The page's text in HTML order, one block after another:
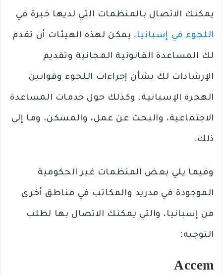
يمكنك الاتصال بالمنظمات التي لديها خبرة في
اللجوء في إسبانيا . يمكن لهذه الهيئات أن تقدم
لك المساعدة القانونية المجانية وتقديم
الإرشادات لك بشأن إجراءات اللجوء وقوانين
الهجرة الإسبانية، وكذلك حول خدمات المساعدة
الاجتماعية، والبحث عن عمل، والمسكن، وما إلى
ذلك.
وفيما يلي بعض المنظمات غير الحكومية
الموجودة في مدريد والمكاتب في مناطق أخرى
من إسبانيا، والتي يمكنك الاتصال بها لطلب
التوجيه:
Accem